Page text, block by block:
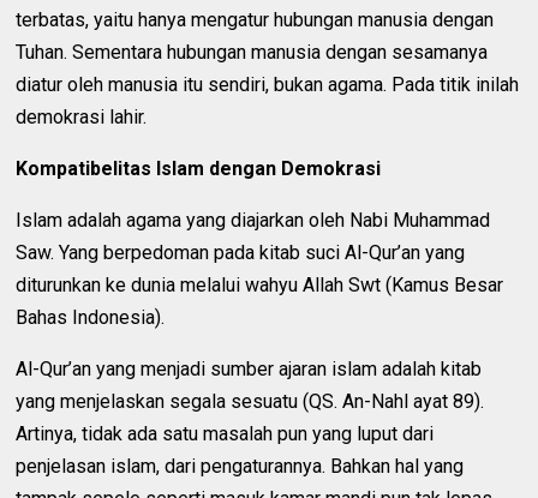
terbatas, yaitu hanya mengatur hubungan manusia dengan
Tuhan. Sementara hubungan manusia dengan sesamanya
diatur oleh manusia itu sendiri, bukan agama. Pada titik inilah
demokrasi lahir.
Kompatibelitas Islam dengan Demokrasi
Islam adalah agama yang diajarkan oleh Nabi Muhammad
Saw. Yang berpedoman pada kitab suci Al-Qur’an yang
diturunkan ke dunia melalui wahyu Allah Swt (Kamus Besar
Bahas Indonesia).
Al-Qur’an yang menjadi sumber ajaran islam adalah kitab
yang menjelaskan segala sesuatu (QS. An-Nahl ayat 89).
Artinya, tidak ada satu masalah pun yang luput dari
penjelasan islam, dari pengaturannya. Bahkan hal yang